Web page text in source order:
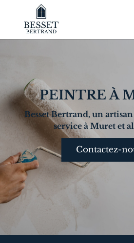
PEINTRE À
Besset Bertrand, un artisan
serviceà Muretet
Contactez-